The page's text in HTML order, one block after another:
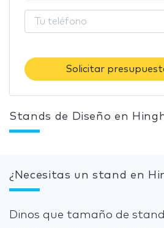
Solicitar
Stands de Diseño en
¿Necesitas un stand en
Dinos que tamaño de